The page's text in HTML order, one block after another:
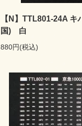
【N】TTL801-24A キ
国) 白
880円(税込)